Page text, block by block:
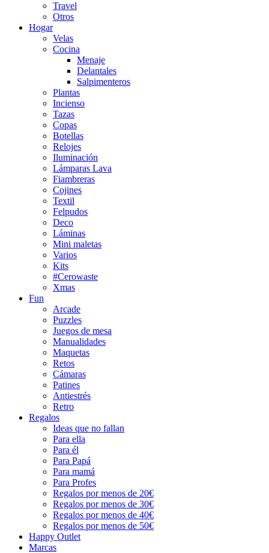
Travel
Otros
Hogar
Velas
Cocina
Menaje
Delantales
Salpimenteros
Plantas
Incienso
Tazas
Copas
Botellas
Relojes
Iluminación
Lámparas Lava
Fiambreras
Cojines
Textil
Felpudos
Deco
Láminas
Mini maletas
Varios
Kits
#Cerowaste
Xmas
Fun
Arcade
Puzzles
Juegos de mesa
Manualidades
Maquetas
Retos
Cámaras
Patines
Antiestrés
Retro
Regalos
Ideas que no fallan
Para ella
Para él
Para Papá
Para mamá
Para Profes
Regalos por menos de 20€
Regalos por menos de 30€
Regalos por menos de 40€
Regalos por menos de 50€
Happy Outlet
Marcas